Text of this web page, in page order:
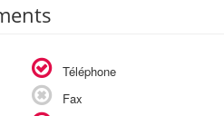
Téléphone
Fax